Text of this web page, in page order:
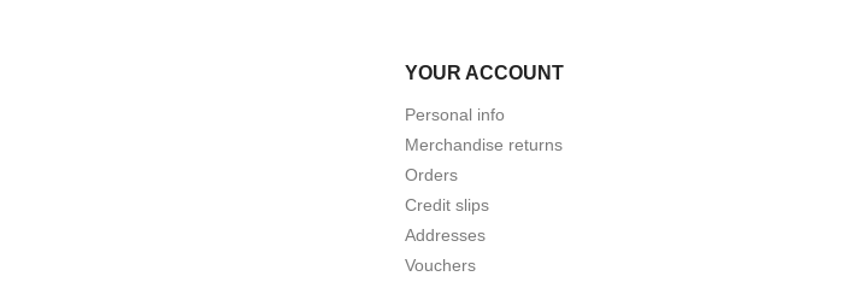
YOUR ACCOUNT
Personal info
Merchandise returns
Orders
Credit slips
Addresses
Vouchers